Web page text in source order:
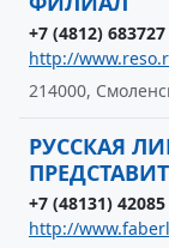
+7 (4812) 683727
http://
214000,
РУССКАЯ
+7 (48131) 42085
http://